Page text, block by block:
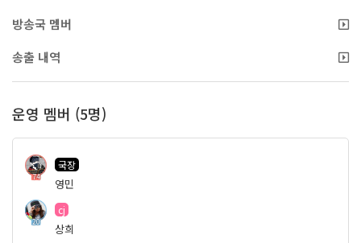
방송국 멤버
송출 내역
운영 멤버 (5명)
74
국장
영민
20
cj
상희